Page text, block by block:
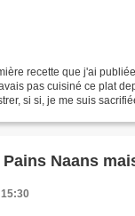
recette que j'ai
pas cuisiné ce plat
si si, je me suis
Naans